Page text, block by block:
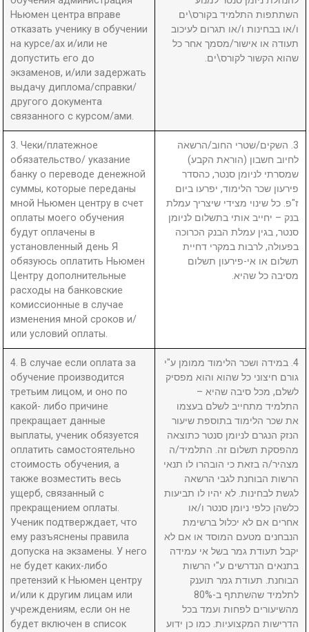
Ньюмен центра вправе
отказать ученику в обучении
на курсе/ах и/или не
допустить его до
экзаменов, и/или задержать
выдачу диплома/справки/
другого документа
связанного с курсом/ами.
השתתפות התלמיד בקורס\ים
ו/או בבחינות ו/או תגרום לעיכוב
תעודה או אישור/מסמך אחר כל
שהוא הקשור לקורס\ים.
3. Чеки/платежное
обязательство/ указание
банку о переводе денежной
суммы, которые переданы
мной Ньюмен центру в счет
оплаты моего обучения
будут оплачены в
установленный день Я
обязуюсь оплатить Ньюмен
Центру дополнительные
расходы на банковские
комиссионные в случае
изменения мной сроков и/
или условий оплаты.
3. השקים/שטרי החוב/הרשאה
לחיוב חשבון (הוראת הקבע)
שמסרתי לניומן סנטר, כהסדר
פירעון שכר הלימוד, יפרעו ביום
ז"פ. כל שינוי מצידי שיצריך עמלת
בנק – יחייב אותי בתשלום לניומן
סנטר, בגין עמלת הבנק הכרוכה
בפעולה, לרבות במקרי דחיית
תשלום או אי-פירעון תשלום
מסיבה כל שהיא.
4. В случае если оплата за
обучение производится
третьим лицом, и оно по
какой- либо причине
прекращает данные
выплаты, ученик обязуется
оплатить самостоятельно
стоимость обучения, а
также возместить весь
ущерб, связанный с
прекращением оплаты.
Ученик подтверждает, что
ему разъяснены правила
допуска на экзамены. У него
не будет каких-либо
претензий к Ньюмен центру
и/или к другим лицам или
учреждениям, если он не
будет включен в список
4. במידה ושכר הלימוד ממומן ע"י
גורם חיצוני כל שהוא והוא מפסיק
לשלם, מכל סיבה שהיא –
התלמיד מתחייב לשלם בעצמו
את שכר הלימוד בתוספת שיעור
הנזק הנגרם לניומן סנטר כתוצאה
מהפסקת תשלום זה. התלמיד/ה
מצהיר/ה בזאת כי הובהרו לו תנאי
הרשות הבוחנת לגבי הרשאה
לגשת לבחינות. לא יהיו לו תביעות
כלשהן כלפי ניומן סנטר ו/או
אחרים אם לא יכלול ברשימת
הנבחנים מטעם המוסד או אם לא
יקבל תעודת גמר בשל אי עמידה
בתנאים הנדרשים ע"י הרשות
הבוחנת. תעודת גמר תוענק
לתלמיד שהשתתף ב-80%
מהשיעורים לפחות ועמד בכל
הדרישות המקצועיות. כמו כן ידוע